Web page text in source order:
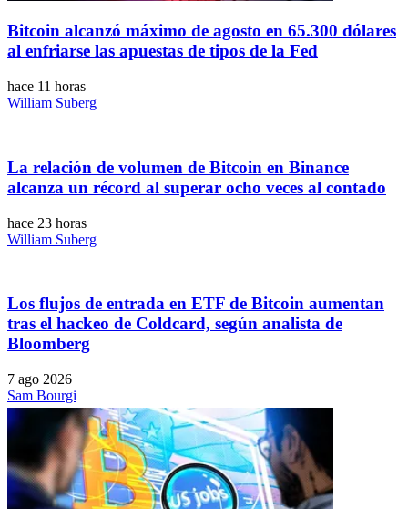
Bitcoin alcanzó máximo de agosto en 65.300 dólares
al enfriarse las apuestas de tipos de la Fed
hace 11 horas
William Suberg
La relación de volumen de Bitcoin en Binance
alcanza un récord al superar ocho veces al contado
hace 23 horas
William Suberg
Los flujos de entrada en ETF de Bitcoin aumentan
tras el hackeo de Coldcard, según analista de
Bloomberg
7 ago 2026
Sam Bourgi